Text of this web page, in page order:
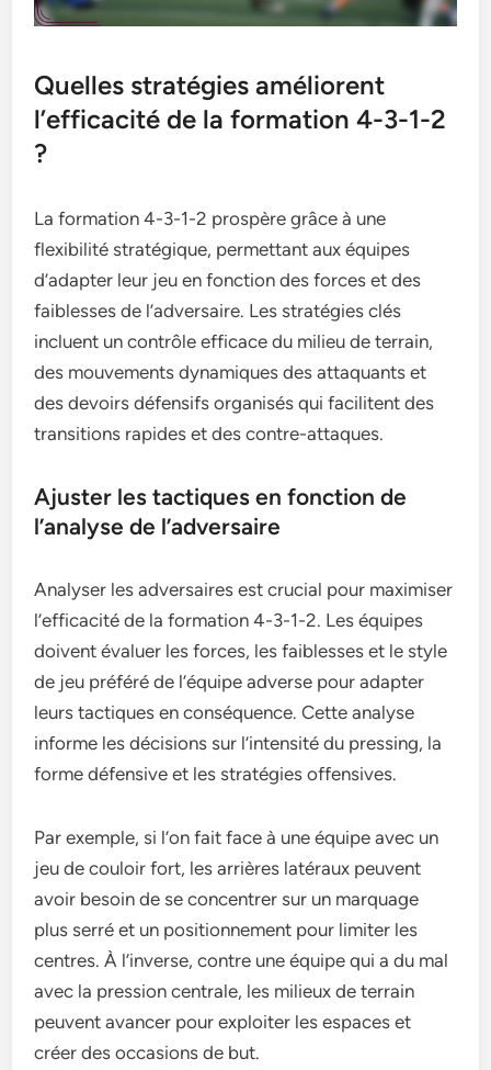
Quelles stratégies améliorent
l’efficacité de la formation 4-3-1-2
?
La formation 4-3-1-2 prospère grâce à une
flexibilité stratégique, permettant aux équipes
d’adapter leur jeu en fonction des forces et des
faiblesses de l’adversaire. Les stratégies clés
incluent un contrôle efficace du milieu de terrain,
des mouvements dynamiques des attaquants et
des devoirs défensifs organisés qui facilitent des
transitions rapides et des contre-attaques.
Ajuster les tactiques en fonction de
l’analyse de l’adversaire
Analyser les adversaires est crucial pour maximiser
l’efficacité de la formation 4-3-1-2. Les équipes
doivent évaluer les forces, les faiblesses et le style
de jeu préféré de l’équipe adverse pour adapter
leurs tactiques en conséquence. Cette analyse
informe les décisions sur l’intensité du pressing, la
forme défensive et les stratégies offensives.
Par exemple, si l’on fait face à une équipe avec un
jeu de couloir fort, les arrières latéraux peuvent
avoir besoin de se concentrer sur un marquage
plus serré et un positionnement pour limiter les
centres. À l’inverse, contre une équipe qui a du mal
avec la pression centrale, les milieux de terrain
peuvent avancer pour exploiter les espaces et
créer des occasions de but.